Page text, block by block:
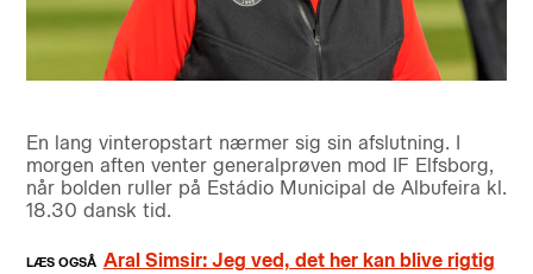
En lang vinteropstart nærmer sig sin afslutning. I
morgen aften venter generalprøven mod IF Elfsborg,
når bolden ruller på Estádio Municipal de Albufeira kl.
18.30 dansk tid.
Aral Simsir: Jeg ved, det her kan blive rigtig